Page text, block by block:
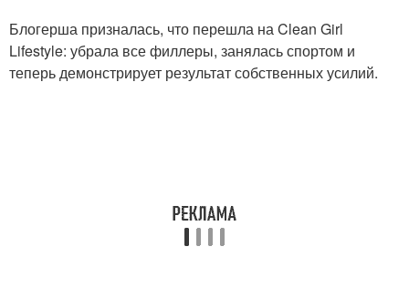
Блогерша призналась, что перешла на Clean Girl
Lifestyle: убрала все филлеры, занялась спортом и
теперь демонстрирует результат собственных усилий.